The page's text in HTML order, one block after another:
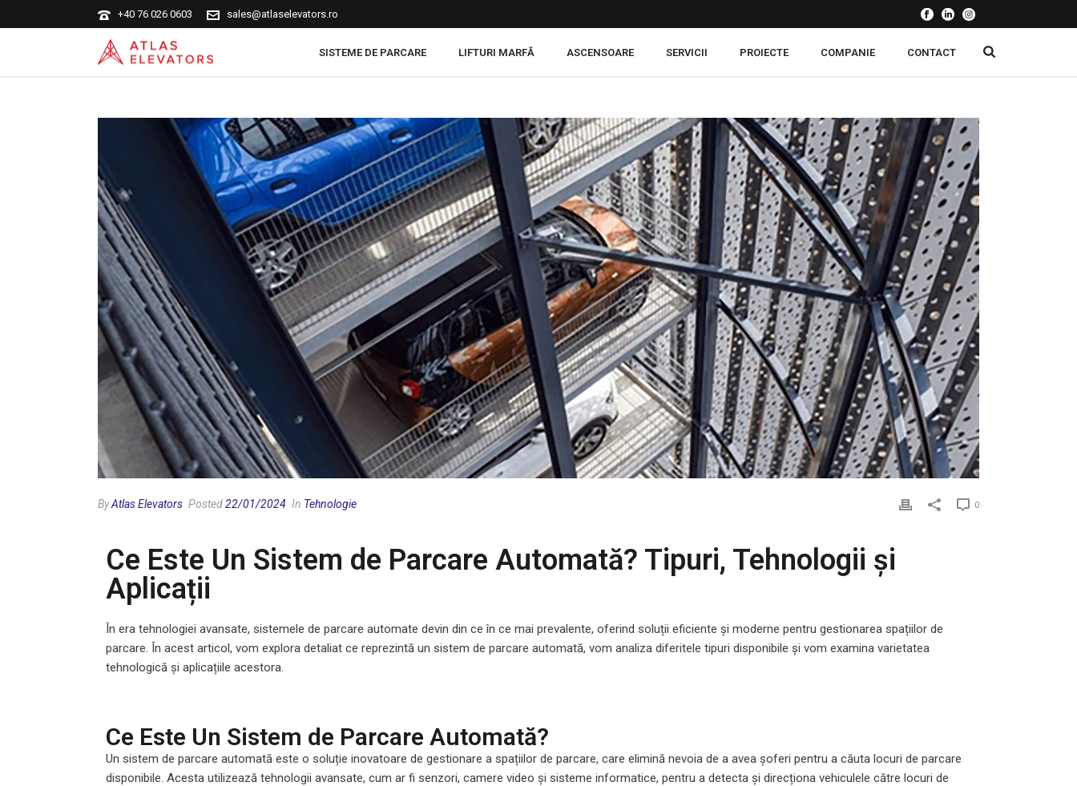
+40 76 026 0603 sales@atlaselevators.ro
SISTEME DE PARCARE LIFTURI MARFĂ ASCENSOARE SERVICII PROIECTE COMPANIE CONTACT
ByAtlas Elevators Posted22/01/2024 In Tehnologie 0
Ce Este Un Sistem de Parcare Automată? Tipuri, Tehnologii și
Aplicații
În era tehnologiei avansate, sistemele de parcare automate devin din ce în ce mai prevalente, oferind soluții eficiente și moderne pentru gestionarea spațiilor de
parcare. În acest articol, vom explora detaliat ce reprezintă un sistem de parcare automată, vom analiza diferitele tipuri disponibile și vom examina varietatea
tehnologică și aplicațiile acestora.
Ce Este Un Sistem de Parcare Automată?
Un sistem de parcare automată este o soluție inovatoare de gestionare a spațiilor de parcare, care elimină nevoia de a avea șoferi pentru a căuta locuri de parcare
disponibile. Acesta utilizează tehnologii avansate, cum ar fi senzori, camere video și sisteme informatice, pentru a detecta și direcționa vehiculele către locuri de